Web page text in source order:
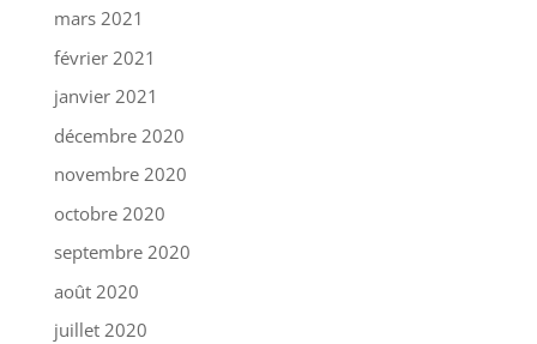
mars 2021
février 2021
janvier 2021
décembre 2020
novembre 2020
octobre 2020
septembre 2020
août 2020
juillet 2020